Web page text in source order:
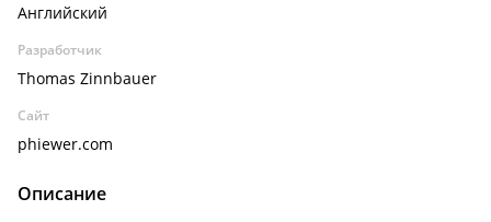
Английский
Разработчик
Thomas Zinnbauer
Сайт
phiewer.com
Описание